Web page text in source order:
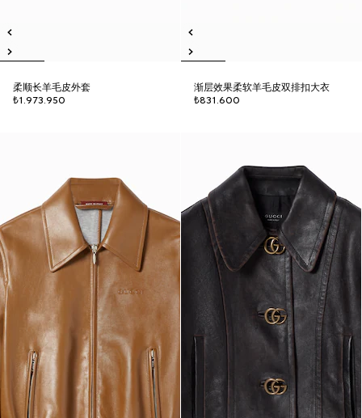
柔顺长羊毛皮外套
₺1.973.950
渐层效果柔软羊毛皮双排扣大衣
₺831.600